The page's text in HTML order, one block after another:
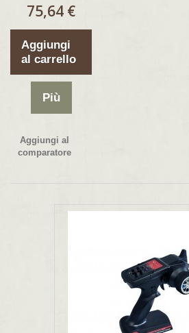
75,64 €
Aggiungi
al carrello
Più
Aggiungi al
comparatore